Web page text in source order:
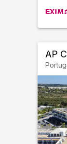
AP